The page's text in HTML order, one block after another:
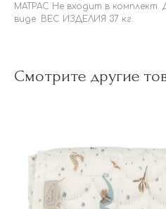
МАТРАС Не входит в
виде. ВЕС ИЗДЕЛИЯ 37 кг.
Смотрите другие